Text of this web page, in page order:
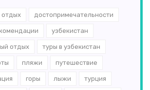
отдых достопримечательности
узбекистан
отдых туры в узбекистан
пляжи путешествие
горы лыжи турция